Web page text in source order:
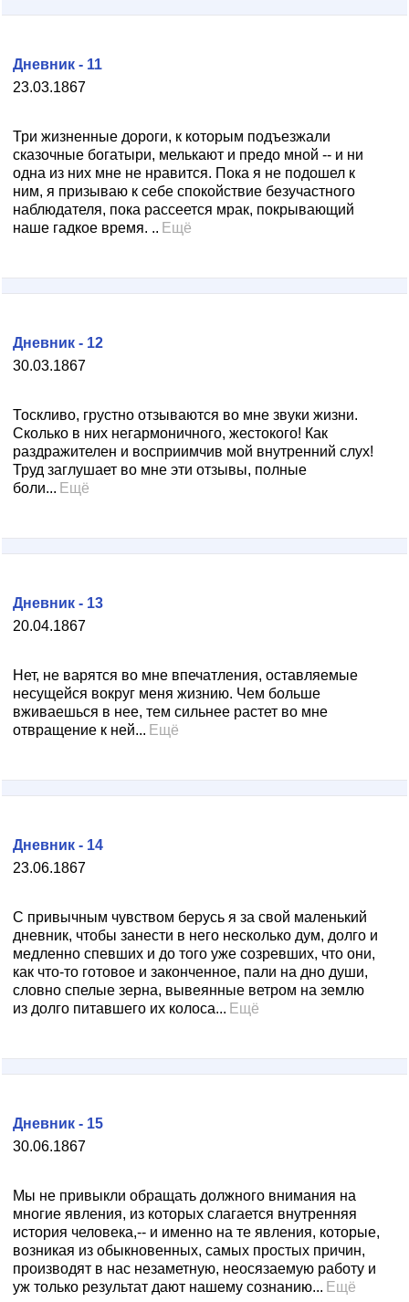
23.03.1867
Дневник - 11
Три жизненные дороги, к которым подъезжали
сказочные богатыри, мелькают и предо мной -- и ни
одна из них мне не нравится. Пока я не подошел к
ним, я призываю к себе спокойствие безучастного
наблюдателя, пока рассеется мрак, покрывающий
наше гадкое время. .. Ещё
30.03.1867
Дневник - 12
Тоскливо, грустно отзываются во мне звуки жизни.
Сколько в них негармоничного, жестокого! Как
раздражителен и восприимчив мой внутренний слух!
Труд заглушает во мне эти отзывы, полные
боли... Ещё
20.04.1867
Дневник - 13
Нет, не варятся во мне впечатления, оставляемые
несущейся вокруг меня жизнию. Чем больше
вживаешься в нее, тем сильнее растет во мне
отвращение к ней... Ещё
23.06.1867
Дневник - 14
С привычным чувством берусь я за свой маленький
дневник, чтобы занести в него несколько дум, долго и
медленно спевших и до того уже созревших, что они,
как что-то готовое и законченное, пали на дно души,
словно спелые зерна, вывеянные ветром на землю
из долго питавшего их колоса... Ещё
30.06.1867
Дневник - 15
Мы не привыкли обращать должного внимания на
многие явления, из которых слагается внутренняя
история человека,-- и именно на те явления, которые,
возникая из обыкновенных, самых простых причин,
производят в нас незаметную, неосязаемую работу и
уж только результат дают нашему сознанию... Ещё